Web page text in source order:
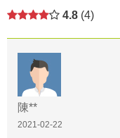
4.8 (4)
陳**
2021-02-22